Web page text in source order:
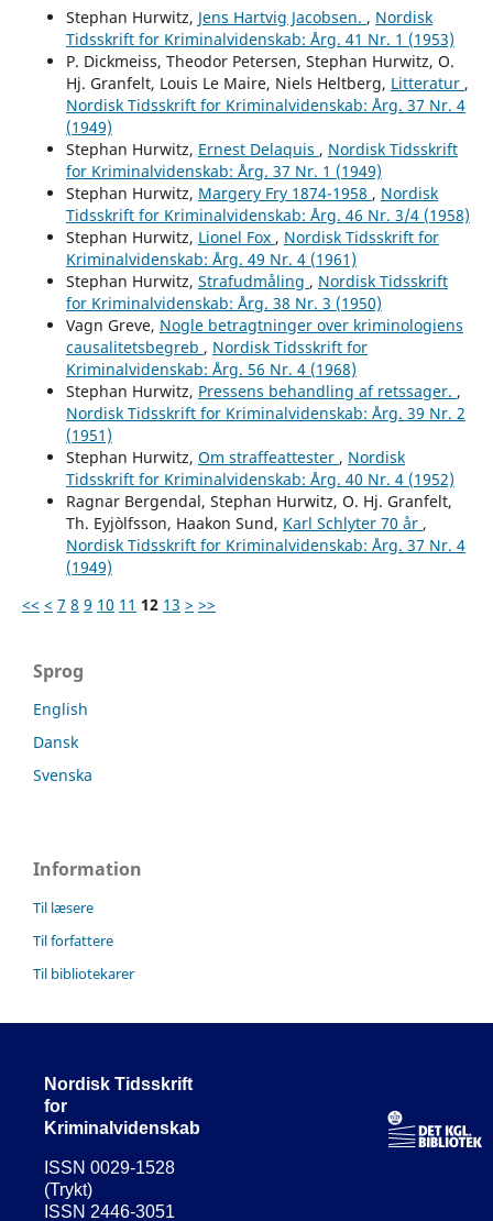
Stephan Hurwitz, Jens Hartvig Jacobsen. , Nordisk
Tidsskrift for Kriminalvidenskab: Årg. 41 Nr. 1 (1953)
P. Dickmeiss, Theodor Petersen, Stephan Hurwitz, O.
Hj. Granfelt, Louis Le Maire, Niels Heltberg, Litteratur ,
Nordisk Tidsskrift for Kriminalvidenskab: Årg. 37 Nr. 4
(1949)
Stephan Hurwitz, Ernest Delaquis , Nordisk Tidsskrift
for Kriminalvidenskab: Årg. 37 Nr. 1 (1949)
Stephan Hurwitz, Margery Fry 1874-1958 , Nordisk
Tidsskrift for Kriminalvidenskab: Årg. 46 Nr. 3/4 (1958)
Stephan Hurwitz, Lionel Fox , Nordisk Tidsskrift for
Kriminalvidenskab: Årg. 49 Nr. 4 (1961)
Stephan Hurwitz, Strafudmåling , Nordisk Tidsskrift
for Kriminalvidenskab: Årg. 38 Nr. 3 (1950)
Vagn Greve, Nogle betragtninger over kriminologiens
causalitetsbegreb , Nordisk Tidsskrift for
Kriminalvidenskab: Årg. 56 Nr. 4 (1968)
Stephan Hurwitz, Pressens behandling af retssager. ,
Nordisk Tidsskrift for Kriminalvidenskab: Årg. 39 Nr. 2
(1951)
Stephan Hurwitz, Om straffeattester , Nordisk
Tidsskrift for Kriminalvidenskab: Årg. 40 Nr. 4 (1952)
Ragnar Bergendal, Stephan Hurwitz, O. Hj. Granfelt,
Th. Eyjòlfsson, Haakon Sund, Karl Schlyter 70 år ,
Nordisk Tidsskrift for Kriminalvidenskab: Årg. 37 Nr. 4
(1949)
<< < 7 8 9 10 11 12 13 > >>
Sprog
English
Dansk
Svenska
Information
Til læsere
Til forfattere
Til bibliotekarer
Nordisk Tidsskrift
for
Kriminalvidenskab
ISSN 0029-1528
(Trykt)
ISSN 2446-3051